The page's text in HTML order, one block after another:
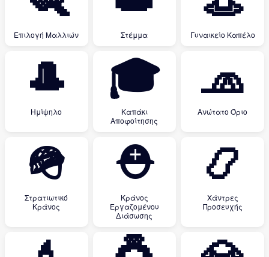
Επιλογή Μαλλιών Στέμμα Γυναικείο Καπέλο
🎩
Ημίψηλο
🎓
Καπάκι
Αποφοίτησης
🧢
Ανώτατο Όριο
🪖
Στρατιωτικό
Κράνος
⛑
Κράνος
Εργαζομένου
Διάσωσης
📿
Χάντρες
Προσευχής